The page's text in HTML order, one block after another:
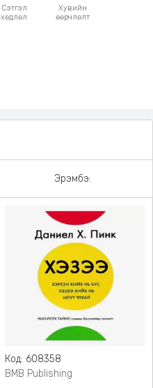
Сэтгэл
хөдлөл
Хувийн
өөрчлөлт
Эрэмбэ:
Код: 608358
BMB Publishing